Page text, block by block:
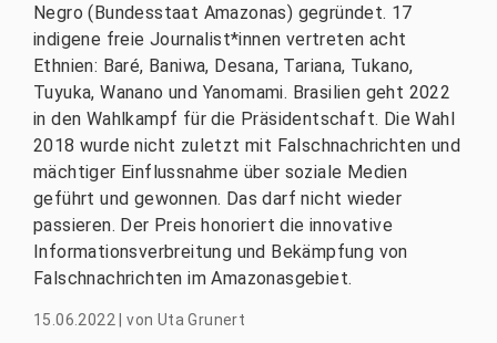
Negro (Bundesstaat Amazonas) gegründet. 17
indigene freie Journalist*innen vertreten acht
Ethnien: Baré, Baniwa, Desana, Tariana, Tukano,
Tuyuka, Wanano und Yanomami. Brasilien geht 2022
in den Wahlkampf für die Präsidentschaft. Die Wahl
2018 wurde nicht zuletzt mit Falschnachrichten und
mächtiger Einflussnahme über soziale Medien
geführt und gewonnen. Das darf nicht wieder
passieren. Der Preis honoriert die innovative
Informationsverbreitung und Bekämpfung von
Falschnachrichten im Amazonasgebiet.
15.06.2022 |von Uta Grunert